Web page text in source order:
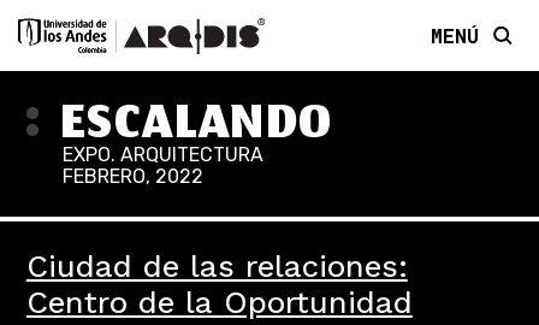
MENÚ
ESCALANDO
EXPO. ARQUITECTURA
FEBRERO, 2022
Ciudad de las relaciones:
Centro de la Oportunidad